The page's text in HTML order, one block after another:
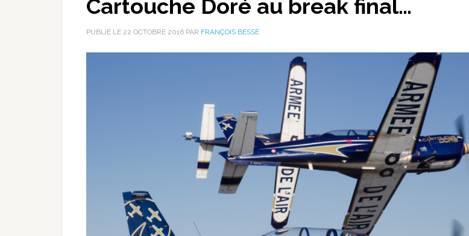
Cartouche Doré au break final…
PUBLIÉ LE 22 OCTOBRE 2016 PAR FRANÇOIS BESSE